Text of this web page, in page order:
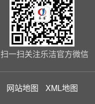
扫一扫关注乐洁官方微信
网站地图 XML地图